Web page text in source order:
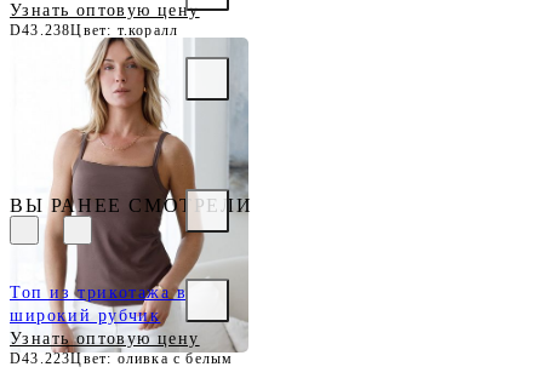
Узнать оптовую цену
D43.238Цвет: т.коралл
Топ с двуслойной зоной
бра на бретелях из
Узнать оптовую цену
D43.168 Цвет: темный кофе
ВЫ РАНЕЕ СМОТРЕЛИ
Топ из трикотажа в
широкий рубчик
Узнать оптовую цену
D43.223Цвет: оливка с белым